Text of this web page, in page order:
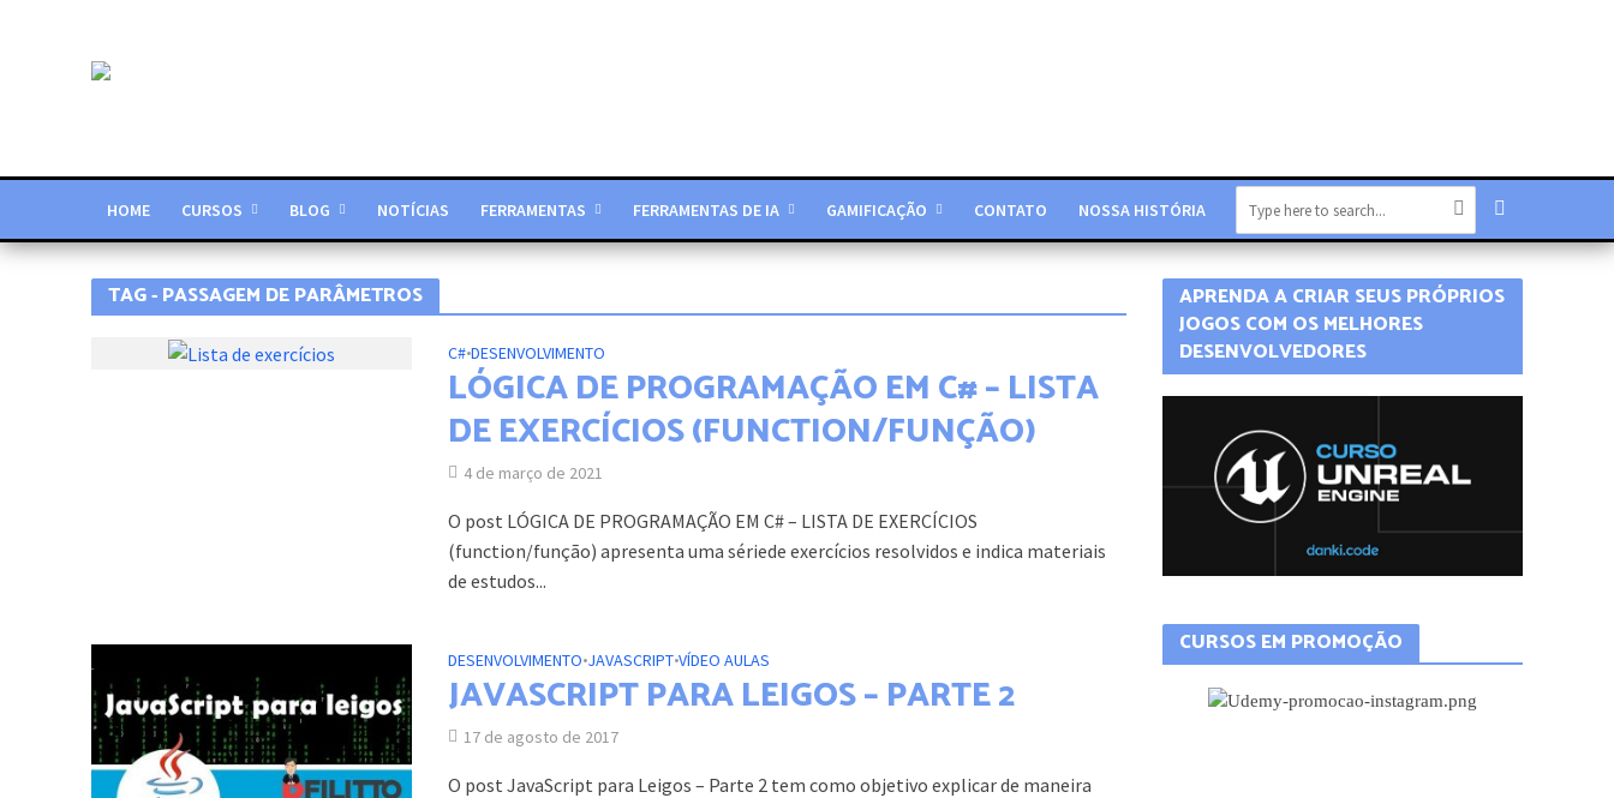
HOME CURSOS BLOG NOTÍCIAS FERRAMENTAS FERRAMENTAS DE IA GAMIFICAÇÃO CONTATO NOSSA HISTÓRIA
TAG - PASSAGEM DE PARÂMETROS
C#•DESENVOLVIMENTO
LÓGICA DE PROGRAMAÇÃO EM C# – LISTA
DE EXERCÍCIOS (FUNCTION/FUNÇÃO)
4 de março de 2021
O post LÓGICA DE PROGRAMAÇÃO EM C# – LISTA DE EXERCÍCIOS
(function/função) apresenta uma sériede exercícios resolvidos e indica materiais
de estudos...
DESENVOLVIMENTO•JAVASCRIPT•VÍDEO AULAS
JAVASCRIPT PARA LEIGOS – PARTE 2
17 de agosto de 2017
O post JavaScript para Leigos – Parte 2 tem como objetivo explicar de maneira
APRENDA A CRIAR SEUS PRÓPRIOS
JOGOS COM OS MELHORES
DESENVOLVEDORES
CURSOS EM PROMOÇÃO